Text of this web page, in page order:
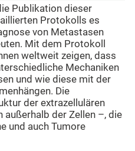
Publikation dieser
Protokolls es
von Metastasen
Mit dem Protokoll
weltweit zeigen, dass
Mechaniken
und wie diese mit der
Die
der extrazellulären
der Zellen –, die
und auch Tumore